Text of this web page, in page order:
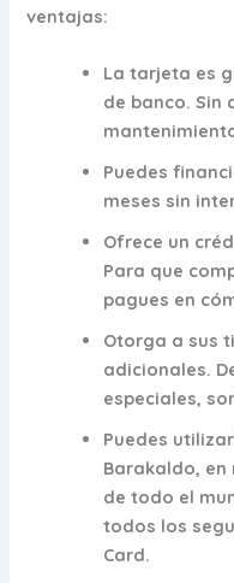
ventajas:
La tarjeta es
de banco. Sin
Puedes
meses sin
Ofrece un
Para que
pagues en
Otorga a sus
adicionales.
especiales,
Puedes
Barakaldo,
de todo el
todos los
Card.